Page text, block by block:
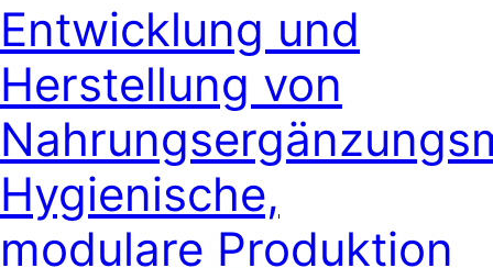
Entwicklung und
Herstellung von
Hygienische,
modulare Produktion